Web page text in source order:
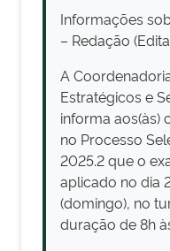
Informações
– Redação
A
Estratégicos e
informa aos(às)
no Processo
2025.2 que o
aplicado no dia
(domingo), no
duração de 8h